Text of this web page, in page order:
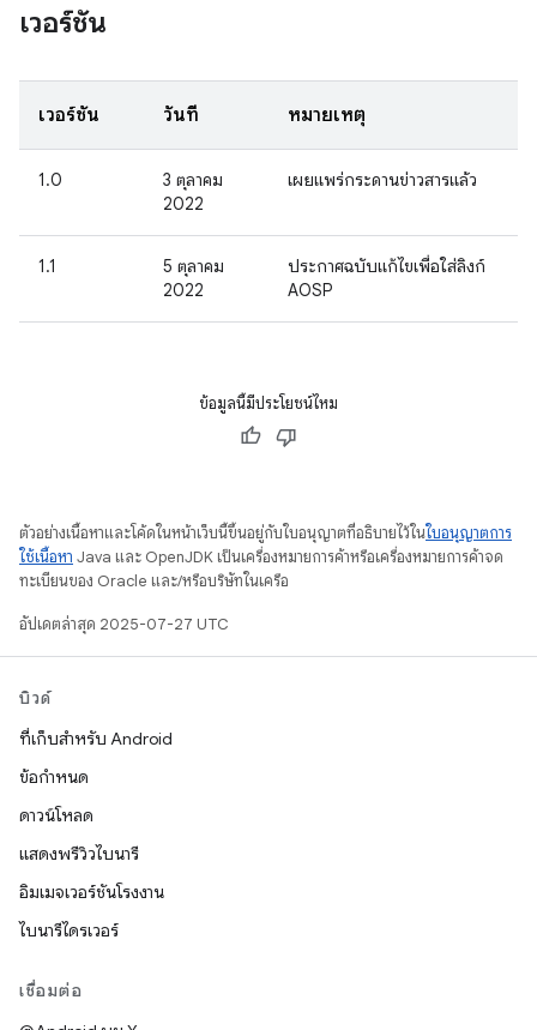
เวอร์ชัน
เวอร์ชัน วันที่ หมายเหตุ
1.0
3 ตุลาคม
2022
เผยแพร่กระดานข่าวสารแล้ว
1.1
5 ตุลาคม
2022
ประกาศฉบับแก้ไขเพื่อใส่ลิงก์
AOSP
ข้อมูลนี้มีประโยชน์ไหม
ตัวอย่างเนื้อหาและโค้ดในหน้าเว็บนี้ขึ้นอยู่กับใบอนุญาตที่อธิบายไว้ในใบอนุญาตการ
ใช้เนื้อหา Java และ OpenJDK เป็นเครื่องหมายการค้าหรือเครื่องหมายการค้าจด
ทะเบียนของ Oracle และ/หรือบริษัทในเครือ
อัปเดตล่าสุด 2025-07-27 UTC
บิวด์
ที่เก็บสำหรับ Android
ข้อกำหนด
ดาวน์โหลด
แสดงพรีวิวไบนารี
อิมเมจเวอร์ชันโรงงาน
ไบนารีไดรเวอร์
เชื่อมต่อ